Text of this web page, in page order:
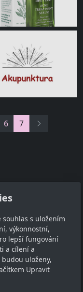
6 7
s uložením
výkonnostní,
lepší fungování
a cílení a
budou uloženy,
Upravit